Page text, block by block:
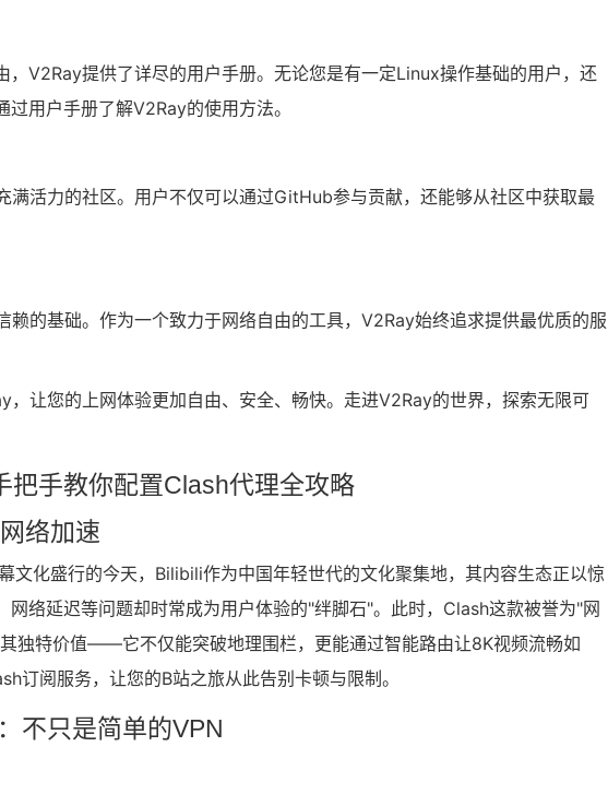
，V2Ray提供了详尽的用户手册。无论您是有一定Linux操作基础的用户，还
用户手册了解V2Ray的使用方法。
满活力的社区。用户不仅可以通过GitHub参与贡献，还能够从社区中获取最
赖的基础。作为一个致力于网络自由的工具，V2Ray始终追求提供最优质的服
，让您的上网体验更加自由、安全、畅快。走进V2Ray的世界，探索无限可
把手教你配置Clash代理全攻略
络加速
文化盛行的今天，Bilibili作为中国年轻世代的文化聚集地，其内容生态正以惊
网络延迟等问题却时常成为用户体验的"绊脚石"。此时，Clash这款被誉为"网
独特价值——它不仅能突破地理围栏，更能通过智能路由让8K视频流畅如
订阅服务，让您的B站之旅从此告别卡顿与限制。
不只是简单的VPN